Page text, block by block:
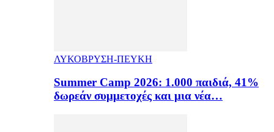
ΛΥΚΟΒΡΥΣΗ-ΠΕΥΚΗ
Summer Camp 2026: 1.000 παιδιά, 41%
δωρεάν συμμετοχές και μια νέα…